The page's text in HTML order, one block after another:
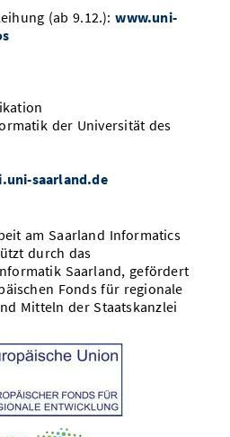
(ab 9.12.):www.uni-
der Universität des
saarland.de
am Saarland Informatics
durch das
Saarland, gefördert
Fonds für regionale
Mitteln der Staatskanzlei